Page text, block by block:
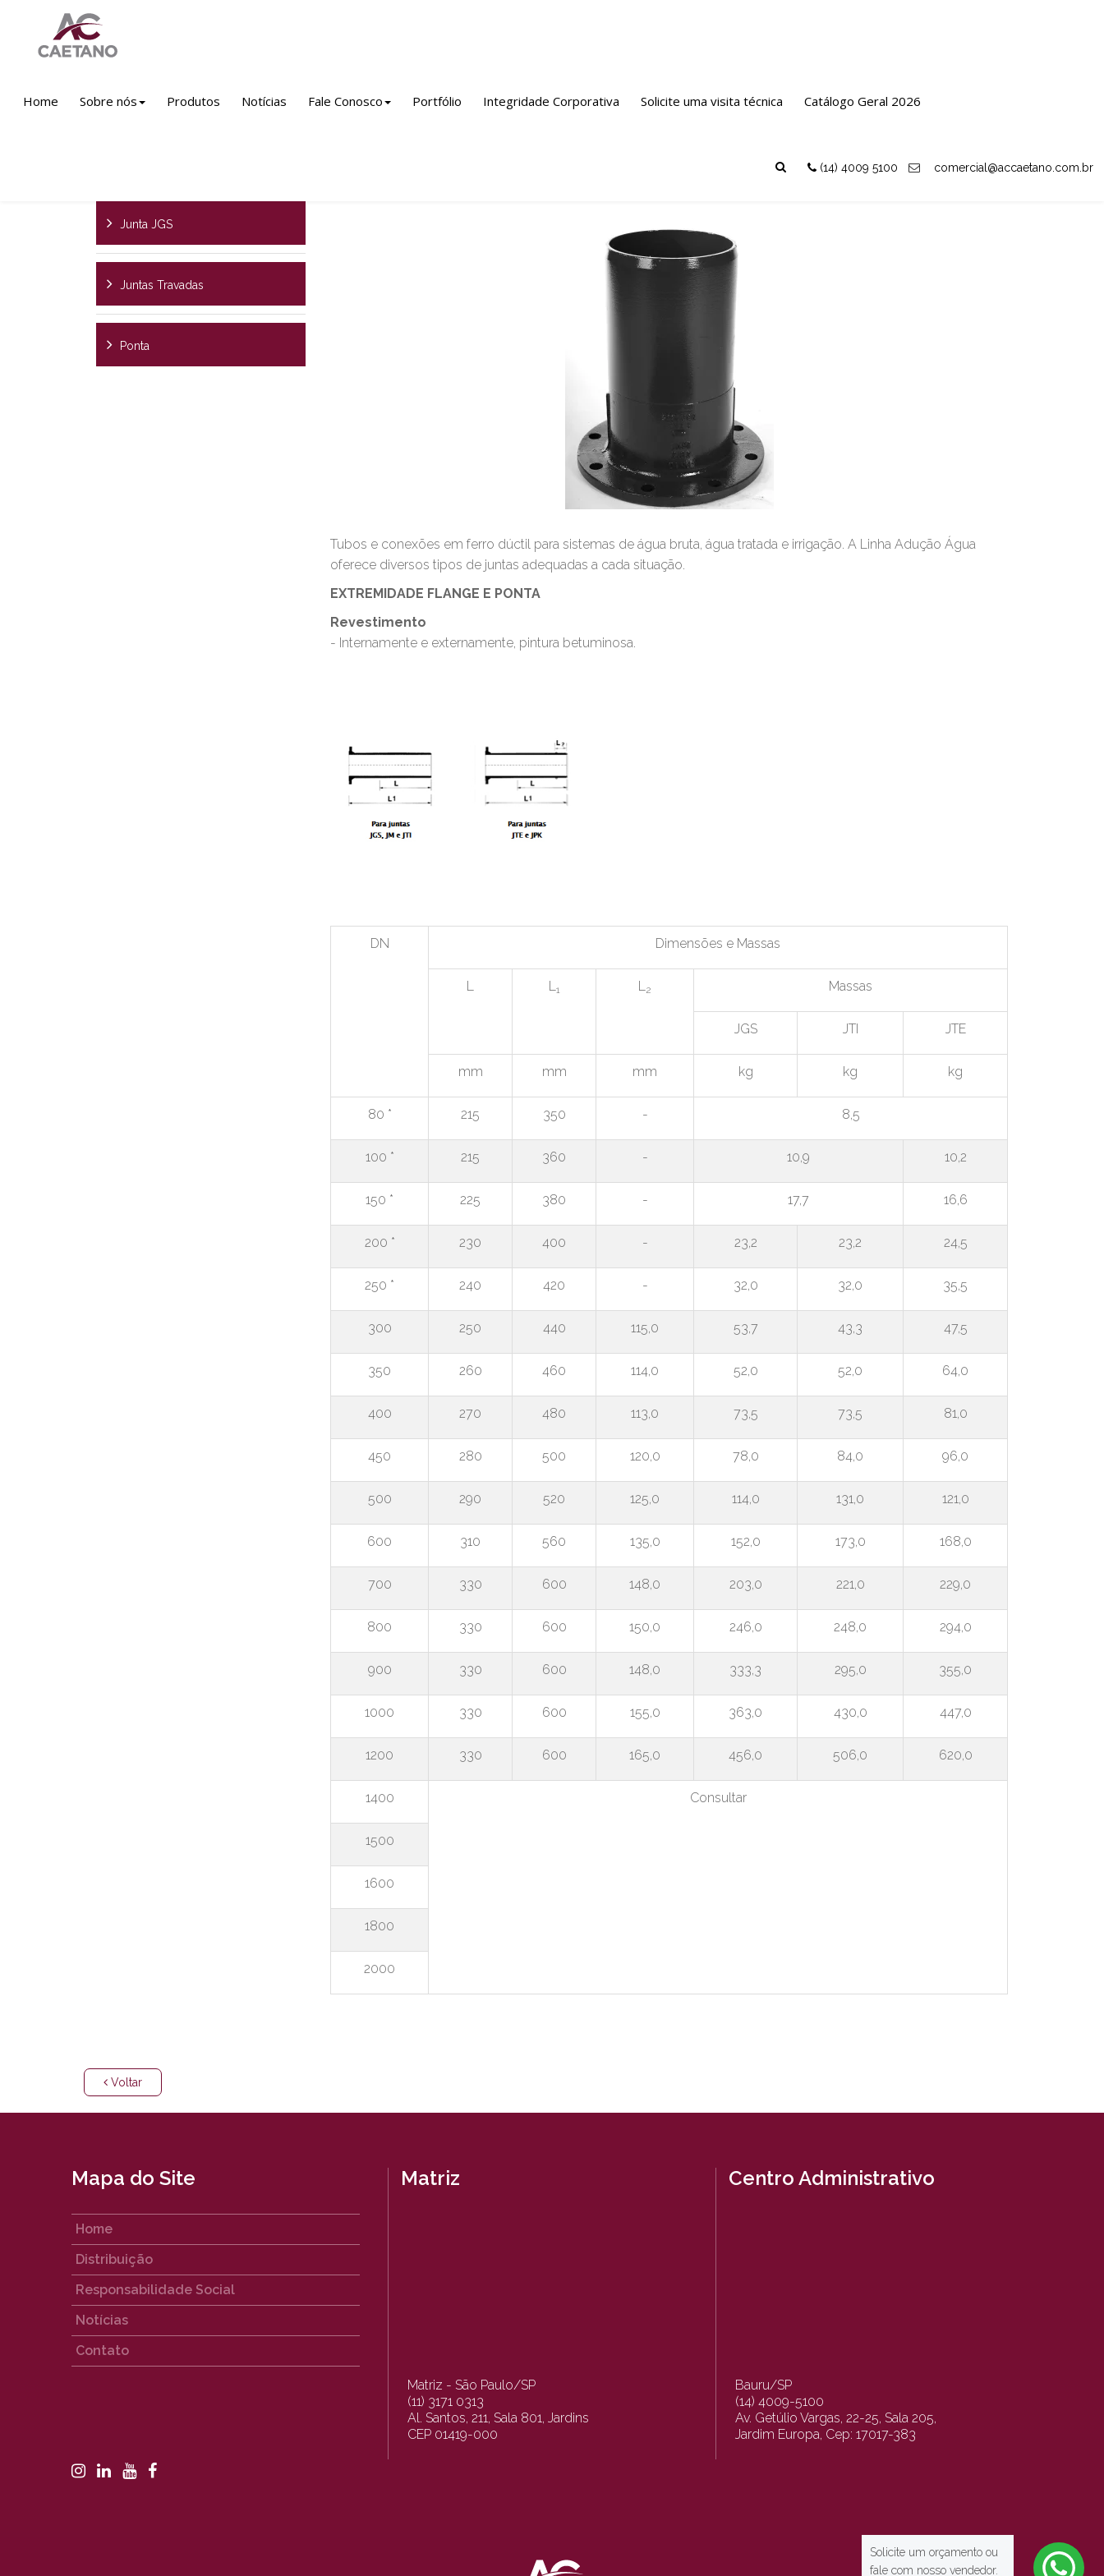
Home Sobre nós Produtos Notícias Fale Conosco Portfólio Integridade Corporativa Solicite uma visita técnica Catálogo Geral 2026
(14) 4009 5100 comercial@accaetano.com.br
Junta JGS
Juntas Travadas
Ponta
Voltar
Tubos e conexões em ferro dúctil para sistemas de água bruta, água tratada e irrigação. A Linha Adução Água
oferece diversos tipos de juntas adequadas a cada situação.
EXTREMIDADE FLANGE E PONTA
Revestimento
- Internamente e externamente, pintura betuminosa.
DN Dimensões e Massas
L L1 L2 Massas
JGS JTI JTE
mm mm mm kg kg kg
80 * 215 350 - 8,5
100 * 215 360 - 10,9 10,2
150 * 225 380 - 17,7 16,6
200 * 230 400 - 23,2 23,2 24,5
250 * 240 420 - 32,0 32,0 35,5
300 250 440 115,0 53,7 43,3 47,5
350 260 460 114,0 52,0 52,0 64,0
400 270 480 113,0 73,5 73,5 81,0
450 280 500 120,0 78,0 84,0 96,0
500 290 520 125,0 114,0 131,0 121,0
600 310 560 135,0 152,0 173,0 168,0
700 330 600 148,0 203,0 221,0 229,0
800 330 600 150,0 246,0 248,0 294,0
900 330 600 148,0 333,3 295,0 355,0
1000 330 600 155,0 363,0 430,0 447,0
1200 330 600 165,0 456,0 506,0 620,0
1400 Consultar
1500
1600
1800
2000
Voltar
Mapa do Site
Home
Distribuição
Responsabilidade Social
Notícias
Contato
Matriz
Matriz - São Paulo/SP
(11) 3171 0313
Al. Santos, 211, Sala 801, Jardins
CEP 01419-000
Centro Administrativo
Bauru/SP
(14) 4009-5100
Av. Getúlio Vargas, 22-25, Sala 205,
Jardim Europa, Cep: 17017-383
Solicite um orçamento ou
fale com nosso vendedor.